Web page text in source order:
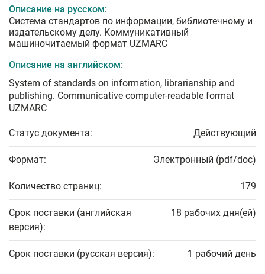
Описание на русском:
Система стандартов по информации, библиотечному и
издательскому делу. Коммуникативный
машиночитаемый формат UZMARC
Описание на английском:
System of standards on information, librarianship and
publishing. Communicative computer-readable format
UZMARC
Статус документа: Действующий
Формат: Электронный (pdf/doc)
Количество страниц: 179
Срок поставки (английская
версия):
18 рабочих дня(ей)
Срок поставки (русская версия): 1 рабочий день